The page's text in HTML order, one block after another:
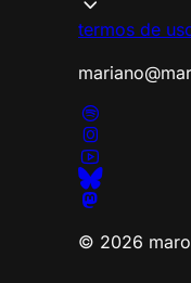
termos de